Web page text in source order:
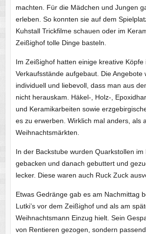
machten. Für die Mädchen und Jungen
erleben. So konnten sie auf dem
Kuhstall Trickfilme schauen oder im
Zeißighof tolle Dinge basteln.
Im Zeißighof hatten einige kreative Köpfe
Verkaufsstände aufgebaut. Die Angebote
individuell und liebevoll, dass man aus
nicht herauskam. Häkel-, Holz-,
und Keramikarbeiten sowie
es zu erwerben. Wirklich mal anders, als
Weihnachtsmärkten.
In der Backstube wurden Quarkstollen im
gebacken und danach gebuttert und
lecker. Diese waren auch Ruck Zuck
Etwas Gedränge gab es am Nachmittag
Lutki’s vor dem Zeißighof und als am
Weihnachtsmann Einzug hielt. Sein
von Rentieren gezogen, sondern